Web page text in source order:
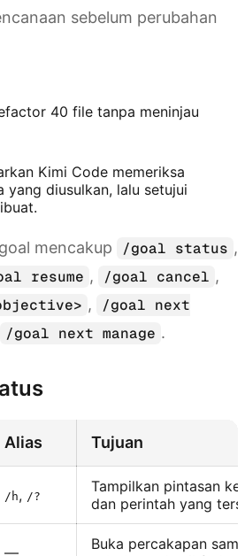
sebelum perubahan
40 file tanpa meninjau
Kimi Code memeriksa
yang diusulkan, lalu setujui
mencakup /goal status ,
resume , /goal cancel ,
,
/goal next
/goal next manage .
Alias Tujuan
/h, /?
Tampilkan pintasan
dan perintah yang
Buka percakapan